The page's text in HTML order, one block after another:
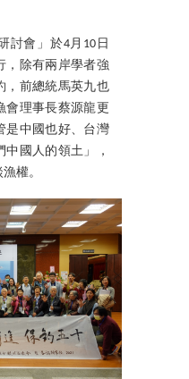
討會」於4月10日
，除有兩岸學者強
，前總統馬英九也
會理事長蔡源龍更
是中國也好、台灣
國人的領土」，
權。